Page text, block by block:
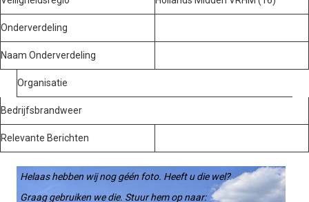
Onderverdeling
Naam Onderverdeling
Organisatie
Bedrijfsbrandweer
Relevante Berichten
Helaas hebben wij nog géén foto. Heeft u die wel?
Graag gebruiken we die. Stuur hem op naar: